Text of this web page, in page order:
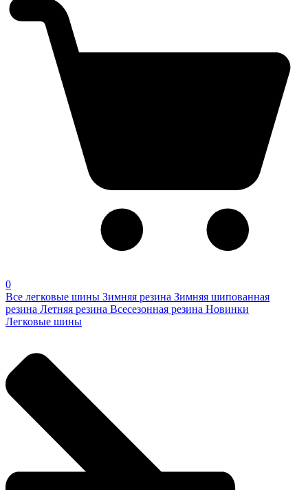
0
Все легковые шины Зимняя резина Зимняя шипованная
резина Летняя резина Всесезонная резина Новинки
Легковые шины